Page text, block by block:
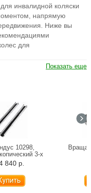
инвалидной коляски
напрямую
Ниже вы
для
Показать еще
10298,
3-х
150 см
840 р.